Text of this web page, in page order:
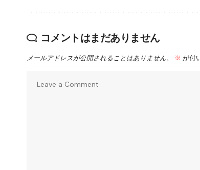
コメントはまだありません
メールアドレスが公開されることはありません。 ※ が付